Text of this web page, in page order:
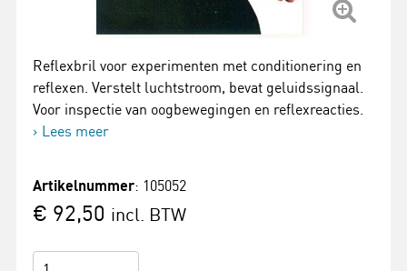
Reflexbril voor experimenten met conditionering en
reflexen. Verstelt luchtstroom, bevat geluidssignaal.
Voor inspectie van oogbewegingen en reflexreacties.
Lees meer
Artikelnummer: 105052
€ 92,50 incl. BTW